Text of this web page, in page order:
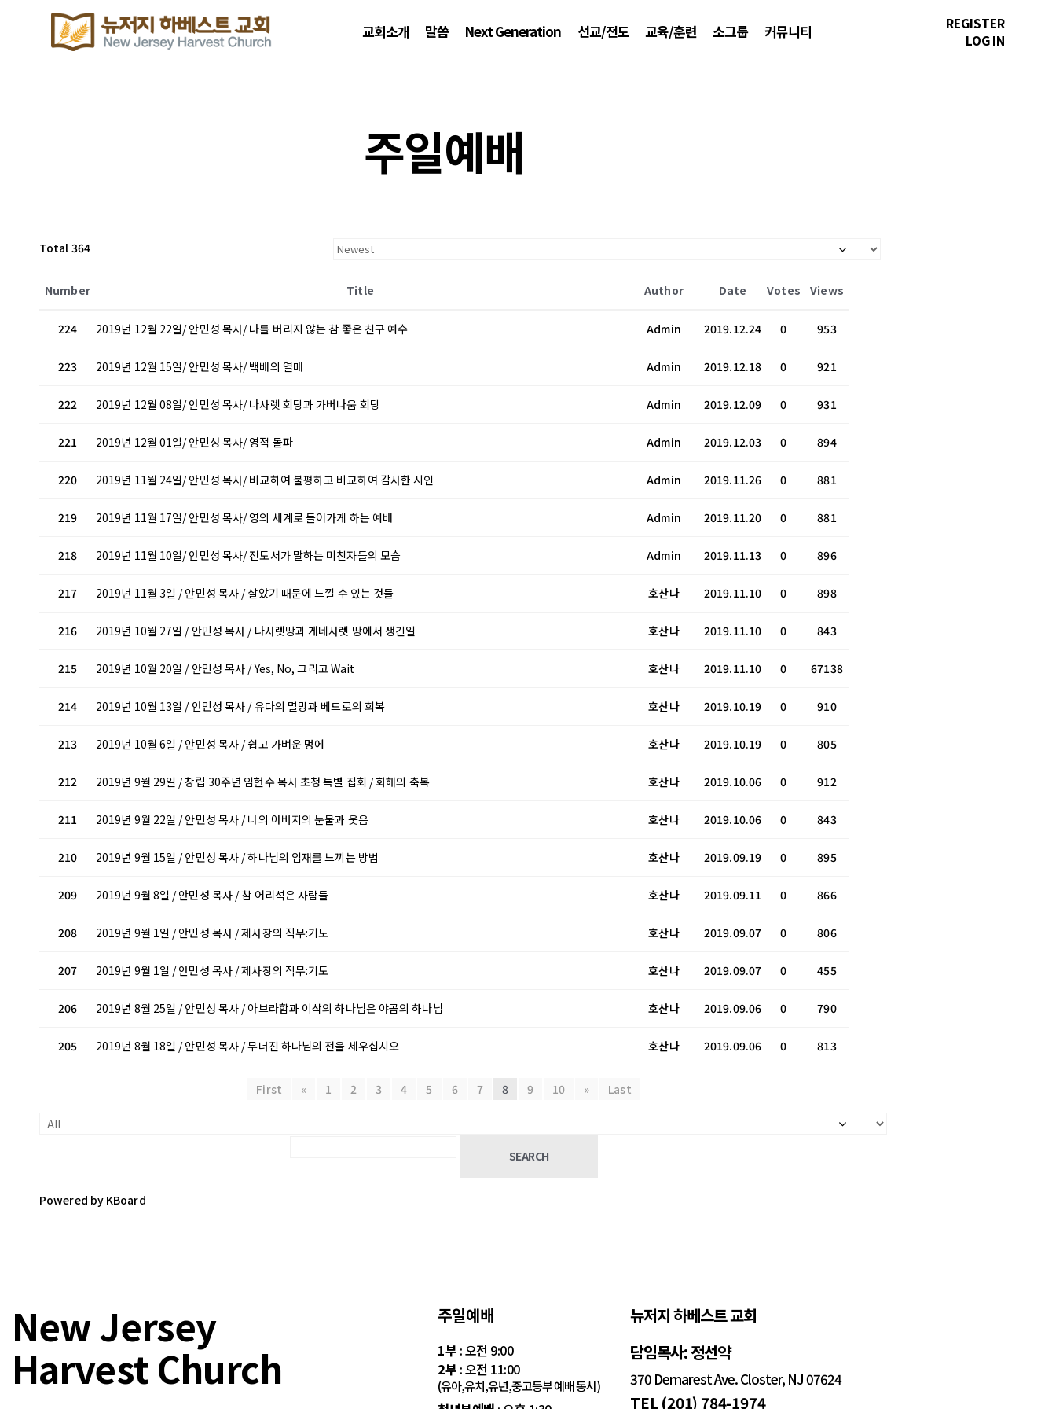
교회소개 말씀 Next Generation 선교/전도 교육/훈련 소그룹 커뮤니티
REGISTER
LOG IN
주일예배
Total 364
Number Title Author Date Votes Views
224 2019년 12월 22일/ 안민성 목사/ 나를 버리지 않는 참 좋은 친구 예수 Admin 2019.12.24 0 953
223 2019년 12월 15일/ 안민성 목사/ 백배의 열매 Admin 2019.12.18 0 921
222 2019년 12월 08일/ 안민성 목사/ 나사렛 회당과 가버나움 회당 Admin 2019.12.09 0 931
221 2019년 12월 01일/ 안민성 목사/ 영적 돌파 Admin 2019.12.03 0 894
220 2019년 11월 24일/ 안민성 목사/ 비교하여 불평하고 비교하여 감사한 시인 Admin 2019.11.26 0 881
219 2019년 11월 17일/ 안민성 목사/ 영의 세계로 들어가게 하는 예배 Admin 2019.11.20 0 881
218 2019년 11월 10일/ 안민성 목사/ 전도서가 말하는 미친자들의 모습 Admin 2019.11.13 0 896
217 2019년 11월 3일 / 안민성 목사 / 살았기 때문에 느낄 수 있는 것들 호산나 2019.11.10 0 898
216 2019년 10월 27일 / 안민성 목사 / 나사렛땅과 게네사렛 땅에서 생긴일 호산나 2019.11.10 0 843
215 2019년 10월 20일 / 안민성 목사 / Yes, No, 그리고 Wait 호산나 2019.11.10 0 67138
214 2019년 10월 13일 / 안민성 목사 / 유다의 멸망과 베드로의 회복 호산나 2019.10.19 0 910
213 2019년 10월 6일 / 안민성 목사 / 쉽고 가벼운 멍에 호산나 2019.10.19 0 805
212 2019년 9월 29일 / 창립 30주년 임현수 목사 초청 특별 집회 / 화해의 축복 호산나 2019.10.06 0 912
211 2019년 9월 22일 / 안민성 목사 / 나의 아버지의 눈물과 웃음 호산나 2019.10.06 0 843
210 2019년 9월 15일 / 안민성 목사 / 하나님의 임재를 느끼는 방법 호산나 2019.09.19 0 895
209 2019년 9월 8일 / 안민성 목사 / 참 어리석은 사람들 호산나 2019.09.11 0 866
208 2019년 9월 1일 / 안민성 목사 / 제사장의 직무:기도 호산나 2019.09.07 0 806
207 2019년 9월 1일 / 안민성 목사 / 제사장의 직무:기도 호산나 2019.09.07 0 455
206 2019년 8월 25일 / 안민성 목사 / 아브라함과 이삭의 하나님은 야곱의 하나님 호산나 2019.09.06 0 790
205 2019년 8월 18일 / 안민성 목사 / 무너진 하나님의 전을 세우십시오 호산나 2019.09.06 0 813
First « 1 2 3 4 5 6 7 8 9 10 » Last
SEARCH
Powered by KBoard
New Jersey
Harvest Church
주일예배
1부 : 오전 9:00
2부 : 오전 11:00
(유아,유치,유년,중고등부 예배 동시)
뉴저지 하베스트 교회
담임목사: 정선약
370 Demarest Ave. Closter, NJ 07624
TEL (201) 784-1974